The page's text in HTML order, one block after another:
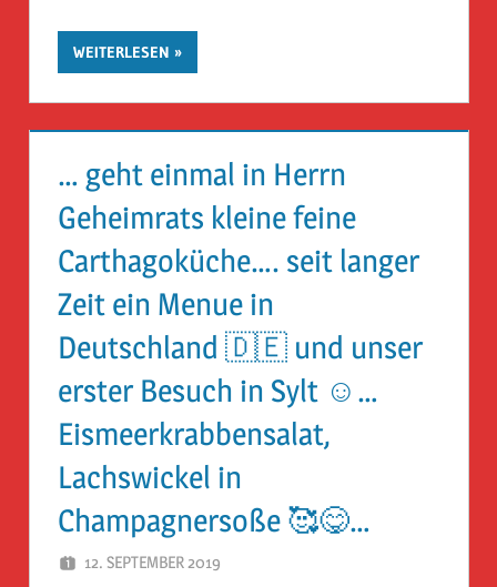
WEITERLESEN
… geht einmal in Herrn
Geheimrats kleine feine
Carthagoküche…. seit langer
Zeit ein Menue in
Deutschland 🇩🇪 und unser
erster Besuch in Sylt ☺️…
Eismeerkrabbensalat,
Lachswickel in
Champagnersoße 🥰😋…
12. SEPTEMBER 2019